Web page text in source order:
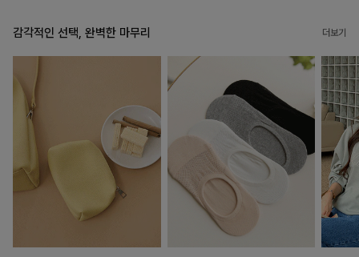
감각적인 선택, 완벽한 마무리 더보기